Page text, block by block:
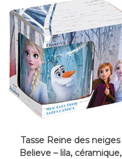
Tasse Reine des neiges
Believe – lila, céramique,